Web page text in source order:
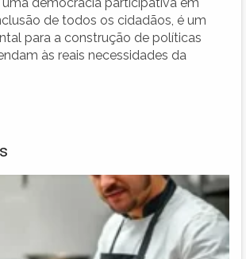
de todos os cidadãos, é um
para a construção de políticas
às reais necessidades da